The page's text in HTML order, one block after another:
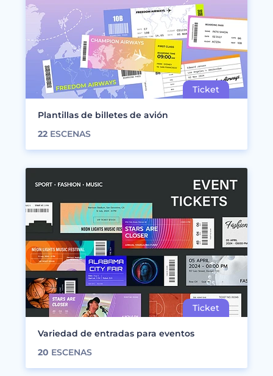
Plantillas de billetes de avión
22 ESCENAS
Variedad de entradas para eventos
20 ESCENAS